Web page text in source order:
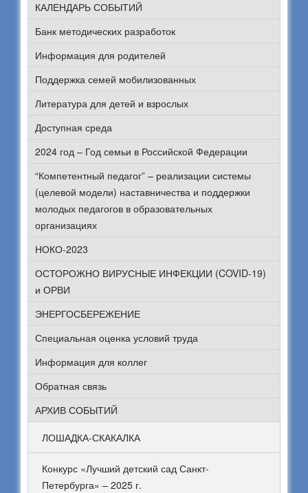
КАЛЕНДАРЬ СОБЫТИЙ
Банк методических разработок
Информация для родителей
Поддержка семей мобилизованных
Литература для детей и взрослых
Доступная среда
2024 год – Год семьи в Российской Федерации
“Компетентный педагог” – реализации системы
(целевой модели) наставничества и поддержки
молодых педагогов в образовательных
организациях
НОКО-2023
ОСТОРОЖНО ВИРУСНЫЕ ИНФЕКЦИИ (COVID-19)
и ОРВИ
ЭНЕРГОСБЕРЕЖЕНИЕ
Специальная оценка условий труда
Информация для коллег
Обратная связь
АРХИВ СОБЫТИЙ
ЛОШАДКА-СКАКАЛКА
Конкурс «Лучший детский сад Санкт-
Петербурга» – 2025 г.